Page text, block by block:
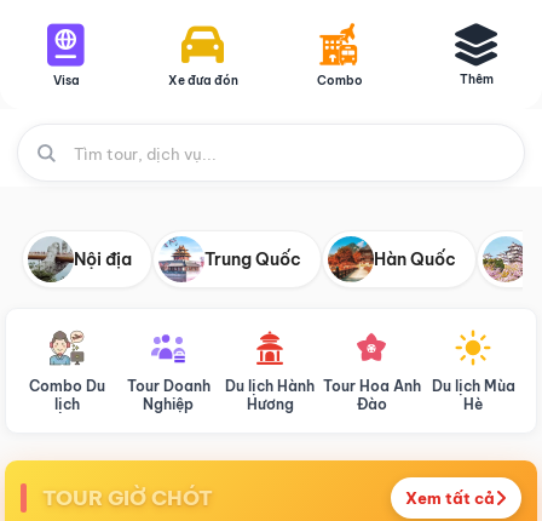
Visa Xe đưa đón Combo Thêm
Nội địa Trung Quốc Hàn Quốc
Combo Du
lịch
Tour Doanh
Nghiệp
Du lịch Hành
Hương
Tour Hoa Anh
Đào
Du lịch Mùa
Hè
TOUR GIỜ CHÓT Xem tất cả
Điểm nổi bật